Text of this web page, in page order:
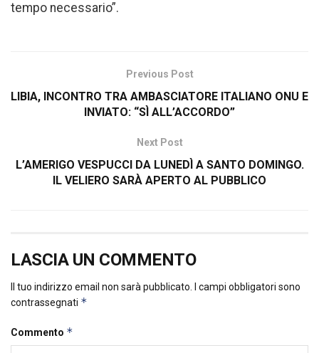
tempo necessario”.
Previous Post
LIBIA, INCONTRO TRA AMBASCIATORE ITALIANO ONU E
INVIATO: “SÌ ALL’ACCORDO”
Next Post
L’AMERIGO VESPUCCI DA LUNEDÌ A SANTO DOMINGO.
IL VELIERO SARÀ APERTO AL PUBBLICO
LASCIA UN COMMENTO
Il tuo indirizzo email non sarà pubblicato.
I campi obbligatori sono
contrassegnati *
Commento *